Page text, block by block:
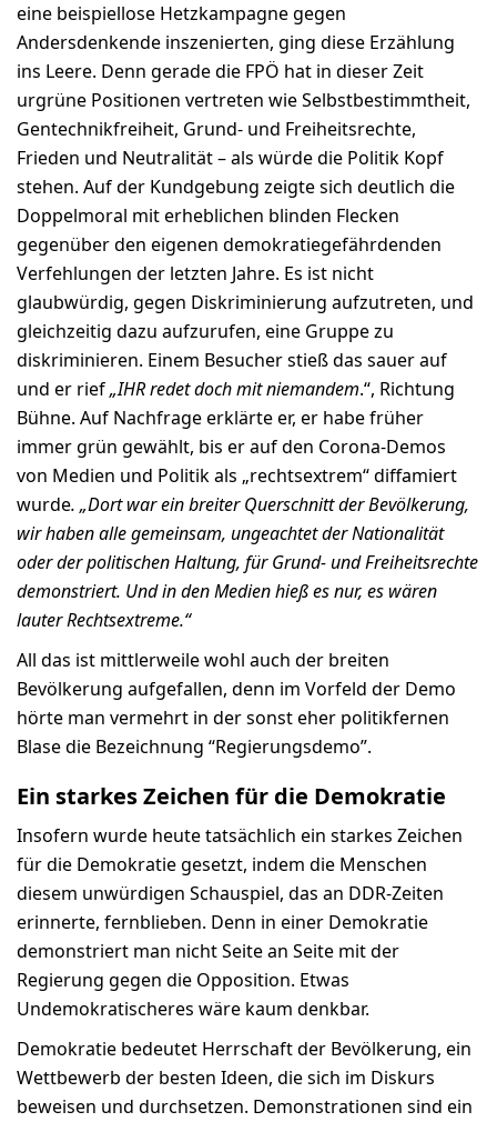
eine beispiellose Hetzkampagne gegen
Andersdenkende inszenierten, ging diese Erzählung
ins Leere. Denn gerade die FPÖ hat in dieser Zeit
urgrüne Positionen vertreten wie Selbstbestimmtheit,
Gentechnikfreiheit, Grund- und Freiheitsrechte,
Frieden und Neutralität – als würde die Politik Kopf
stehen. Auf der Kundgebung zeigte sich deutlich die
Doppelmoral mit erheblichen blinden Flecken
gegenüber den eigenen demokratiegefährdenden
Verfehlungen der letzten Jahre. Es ist nicht
glaubwürdig, gegen Diskriminierung aufzutreten, und
gleichzeitig dazu aufzurufen, eine Gruppe zu
diskriminieren. Einem Besucher stieß das sauer auf
und er rief„IHR redet doch mit niemandem.“, Richtung
Bühne. Auf Nachfrage erklärte er, er habe früher
immer grün gewählt, bis er auf den Corona-Demos
von Medien und Politik als „rechtsextrem“ diffamiert
wurde. „Dort war ein breiter Querschnitt der Bevölkerung,
wir haben alle gemeinsam, ungeachtet der Nationalität
oder der politischen Haltung, für Grund- und Freiheitsrechte
demonstriert. Und in den Medien hieß es nur, es wären
lauter Rechtsextreme.“
All das ist mittlerweile wohl auch der breiten
Bevölkerung aufgefallen, denn im Vorfeld der Demo
hörte man vermehrt in der sonst eher politikfernen
Blase die Bezeichnung “Regierungsdemo”.
Ein starkes Zeichen für die Demokratie
Insofern wurde heute tatsächlich ein starkes Zeichen
für die Demokratie gesetzt, indem die Menschen
diesem unwürdigen Schauspiel, das an DDR-Zeiten
erinnerte, fernblieben. Denn in einer Demokratie
demonstriert man nicht Seite an Seite mit der
Regierung gegen die Opposition. Etwas
Undemokratischeres wäre kaum denkbar.
Demokratie bedeutet Herrschaft der Bevölkerung, ein
Wettbewerb der besten Ideen, die sich im Diskurs
beweisen und durchsetzen. Demonstrationen sind ein